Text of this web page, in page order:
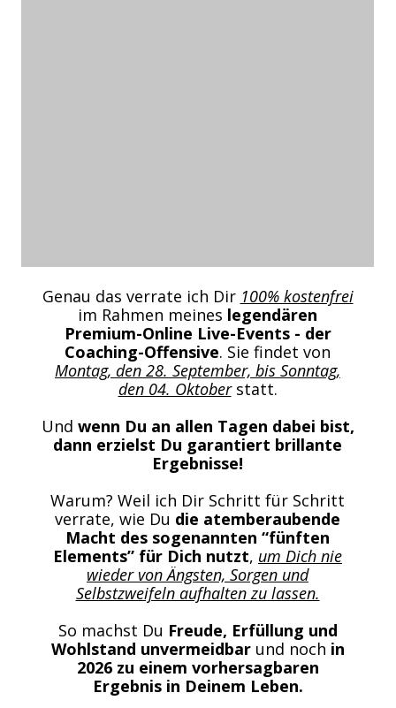
Genau das verrate ich Dir 100% kostenfrei
im Rahmen meines legendären
Premium-Online Live-Events - der
Coaching-Offensive. Sie findet von
Montag, den 28. September, bis Sonntag,
den 04. Oktoberstatt.
Und wenn Du an allen Tagen dabei bist,
dann erzielst Du garantiert brillante
Ergebnisse!
Warum? Weil ich Dir Schritt für Schritt
verrate, wie Du die atemberaubende
Macht des sogenannten “fünften
Elements” für Dich nutzt, um Dich nie
wieder von Ängsten, Sorgen und
Selbstzweifeln aufhalten zu lassen.
So machst Du Freude, Erfüllung und
Wohlstand unvermeidbarund noch in
2026 zu einem vorhersagbaren
Ergebnis in Deinem Leben.